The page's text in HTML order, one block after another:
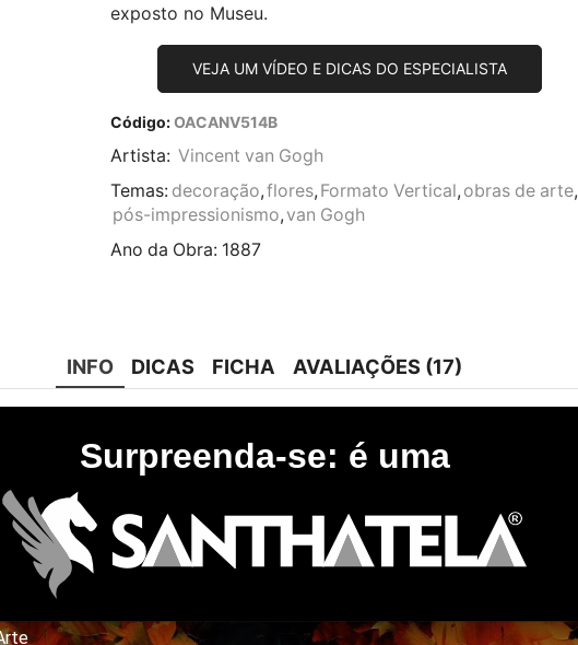
exposto no Museu.
VEJA UM VÍDEO E DICAS DO ESPECIALISTA
Código:OACANV514B
Artista: Vincent van Gogh
Temas: decoração,flores, Formato Vertical, obras de arte,
pós-impressionismo,van Gogh
Ano da Obra: 1887
INFO DICAS FICHA AVALIAÇÕES (17)
Surpreenda-se: é uma